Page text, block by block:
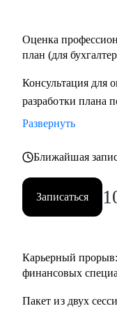
• Финансовым
• Бухгалтерам,
• Главным
месте".
налоговым
Оценка
план (для
Консультация для
разработки плана
Развернуть
Ближайшая
Записаться
Карьерный прорыв:
финансовых
Пакет из двух